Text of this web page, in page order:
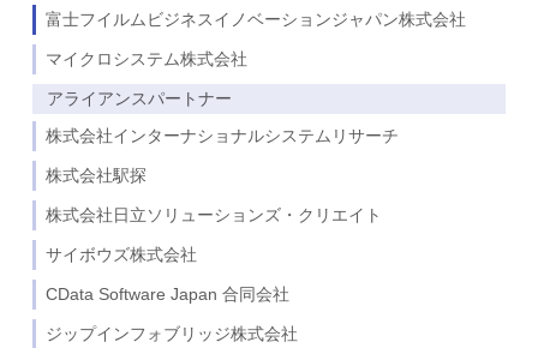
富士フイルムビジネスイノベーションジャパン株式会社
マイクロシステム株式会社
アライアンスパートナー
株式会社インターナショナルシステムリサーチ
株式会社駅探
株式会社日立ソリューションズ・クリエイト
サイボウズ株式会社
CData Software Japan 合同会社
ジップインフォブリッジ株式会社